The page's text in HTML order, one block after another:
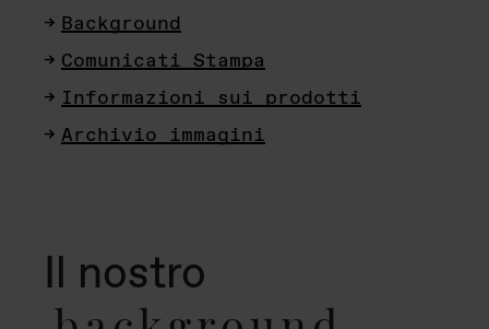
Background
Comunicati Stampa
Informazioni sui prodotti
Archivio immagini
Il nostro